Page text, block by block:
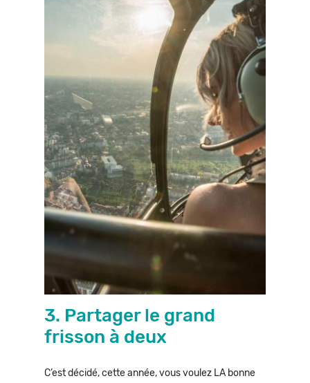
3. Partager le grand
frisson à deux
C’est décidé, cette année, vous voulez LA bonne